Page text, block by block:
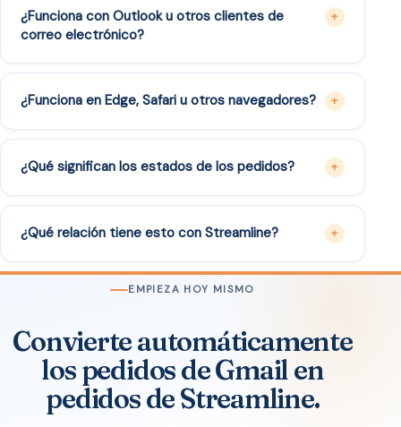
¿Funciona con Outlook u otros clientes de
correo electrónico?
¿Funciona en Edge, Safari u otros navegadores?
¿Qué significan los estados de los pedidos?
¿Qué relación tiene esto con Streamline?
EMPIEZA HOY MISMO
Convierte automáticamente
los pedidos de Gmail en
pedidos de Streamline.